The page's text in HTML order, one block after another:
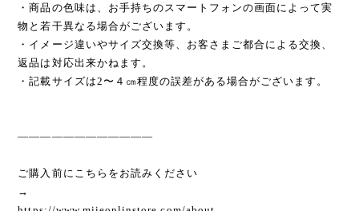
・商品の色味は、お手持ちのスマートフォンの画面によって実
物と若干異なる場合がございます。
・イメージ違いやサイズ交換等、お客さまご都合による交換、
返品は対応出来かねます。
・記載サイズは2〜４㎝程度の誤差がある場合がございます。
————————————
ご購入前にこちらをお読みください
→